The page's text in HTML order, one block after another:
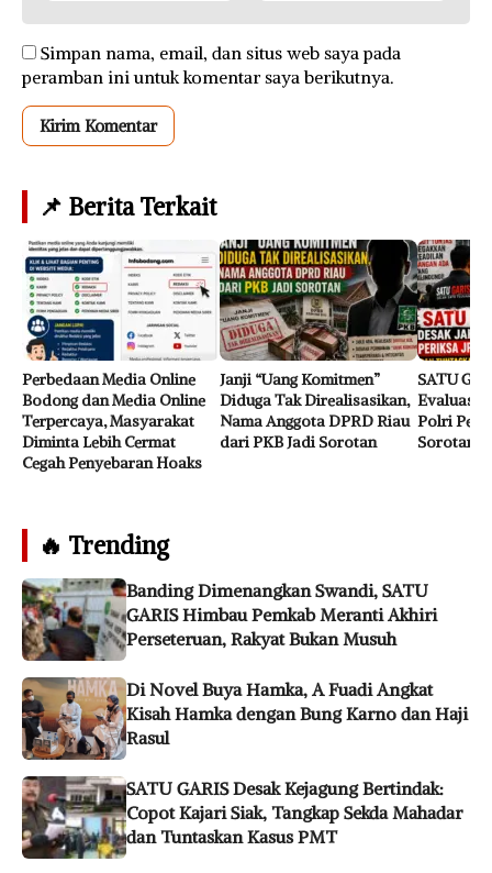
Simpan nama, email, dan situs web saya pada
peramban ini untuk komentar saya berikutnya.
📌 Berita Terkait
Perbedaan Media Online
Bodong dan Media Online
Terpercaya, Masyarakat
Diminta Lebih Cermat
Cegah Penyebaran Hoaks
Janji “Uang Komitmen”
Diduga Tak Direalisasikan,
Nama Anggota DPRD Riau
dari PKB Jadi Sorotan
SATU
Evaluasi
Polri
Sorotan
🔥 Trending
Banding Dimenangkan Swandi, SATU
GARIS Himbau Pemkab Meranti Akhiri
Perseteruan, Rakyat Bukan Musuh
Di Novel Buya Hamka, A Fuadi Angkat
Kisah Hamka dengan Bung Karno dan Haji
Rasul
SATU GARIS Desak Kejagung Bertindak:
Copot Kajari Siak, Tangkap Sekda Mahadar
dan Tuntaskan Kasus PMT